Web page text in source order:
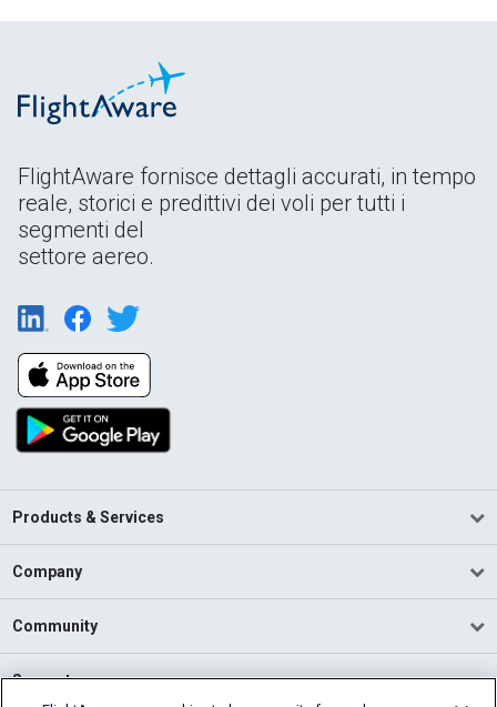
FlightAware fornisce dettagli accurati, in tempo
reale, storici e predittivi dei voli per tutti i
segmenti del
settore aereo.
Products & Services
Company
Community
Support